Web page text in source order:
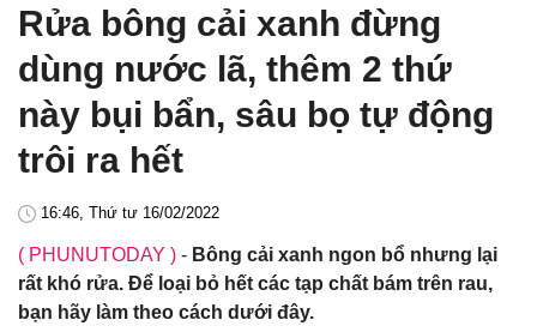
Rửa bông cải xanh đừng
dùng nước lã, thêm 2 thứ
này bụi bẩn, sâu bọ tự động
trôi ra hết
16:46, Thứ tư 16/02/2022
( PHUNUTODAY ) - Bông cải xanh ngon bổ nhưng lại
rất khó rửa. Để loại bỏ hết các tạp chất bám trên rau,
bạn hãy làm theo cách dưới đây.